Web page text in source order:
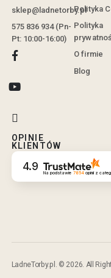
sklep@ladnetorby.pl
575 836 934 (Pn-
Pt: 10:00-16:00)
OPINIE
KLIENTÓW
4.9 Na podstawie 7854opinii z
Polityka
Polityka
O firmie
Blog
LadneTorby.pl. © 2026. All